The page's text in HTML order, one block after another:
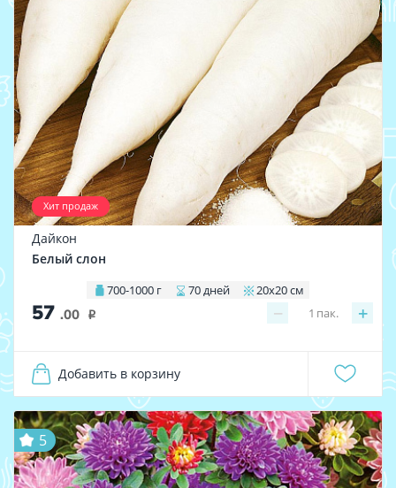
Хит продаж
Дайкон
Белый слон
700-1000 г 70 дней 20х20 см
57 .00 i − +
1 пак.
Добавить в корзину
5